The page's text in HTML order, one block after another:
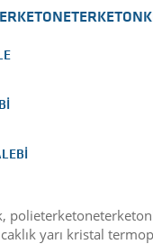
yarı kristal